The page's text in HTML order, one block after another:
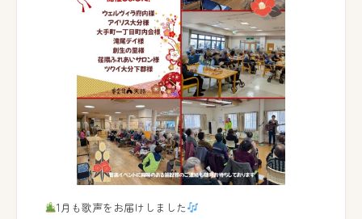
1月も歌声をお届けしました